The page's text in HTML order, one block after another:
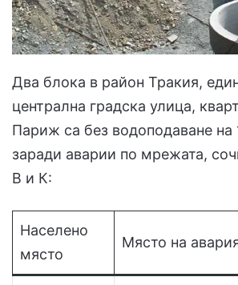
Два блока в район Тракия,
централна градска улица,
Париж са без водоподаване на
заради аварии по мрежата,
В и К:
Населено
място
Място на